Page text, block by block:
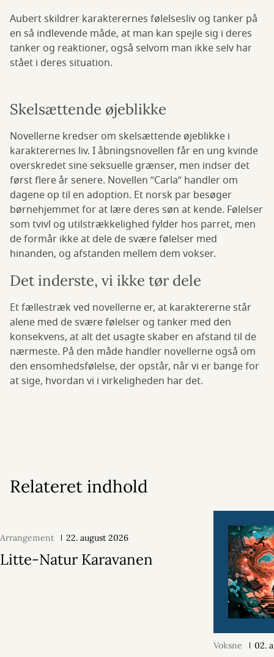
Aubert skildrer karakterernes følelsesliv og tanker på
en så indlevende måde, at man kan spejle sig i deres
tanker og reaktioner, også selvom man ikke selv har
stået i deres situation.
Skelsættende øjeblikke
Novellerne kredser om skelsættende øjeblikke i
karakterernes liv. I åbningsnovellen får en ung kvinde
overskredet sine seksuelle grænser, men indser det
først flere år senere. Novellen ”Carla” handler om
dagene op til en adoption. Et norsk par besøger
børnehjemmet for at lære deres søn at kende. Følelser
som tvivl og utilstrækkelighed fylder hos parret, men
de formår ikke at dele de svære følelser med
hinanden, og afstanden mellem dem vokser.
Det inderste, vi ikke tør dele
Et fællestræk ved novellerne er, at karaktererne står
alene med de svære følelser og tanker med den
konsekvens, at alt det usagte skaber en afstand til de
nærmeste. På den måde handler novellerne også om
den ensomhedsfølelse, der opstår, når vi er bange for
at sige, hvordan vi i virkeligheden har det.
Relateret indhold
Arrangement 22. august 2026
Litte-Natur Karavanen
Voksne 02.